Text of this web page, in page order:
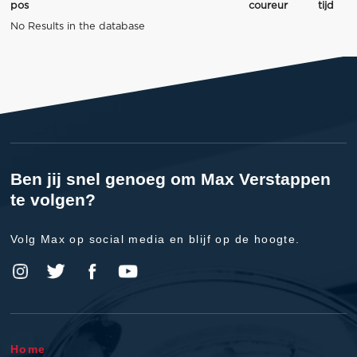
pos coureur
tijd
No Results in the database
Ben jij snel genoeg om Max Verstappen
te volgen?
Volg Max op social media en blijf op de hoogte.
Home